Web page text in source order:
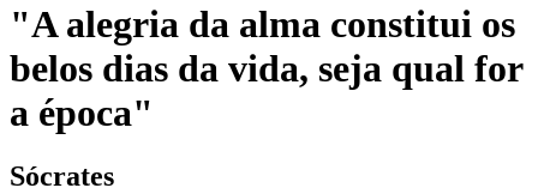
"A alegria da alma constitui os
belos dias da vida, seja qual for
a época"
Sócrates